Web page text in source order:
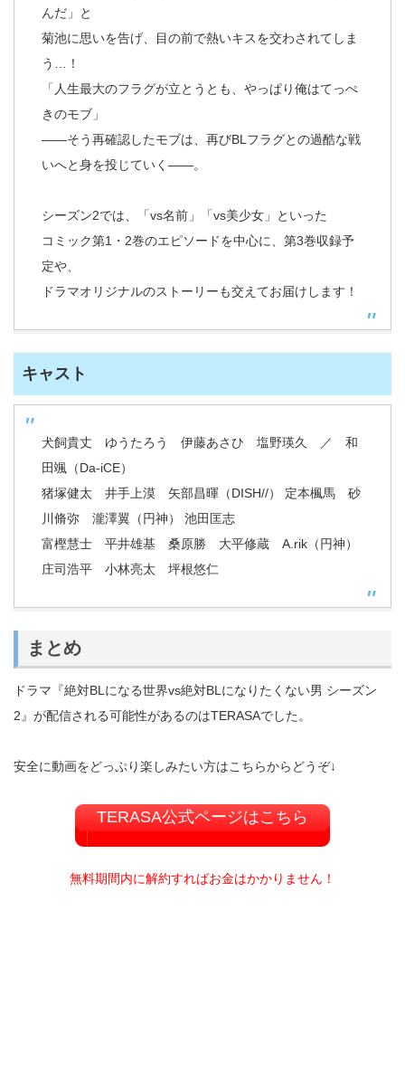
んだ」と
菊池に思いを告げ、目の前で熱いキスを交わされてしま
う…！
「人生最大のフラグが立とうとも、やっぱり俺はてっぺ
きのモブ」
――そう再確認したモブは、再びBLフラグとの過酷な戦
いへと身を投じていく――。
シーズン2では、「vs名前」「vs美少女」といった
コミック第1・2巻のエピソードを中心に、第3巻収録予
定や、
ドラマオリジナルのストーリーも交えてお届けします！
キャスト
犬飼貴丈 ゆうたろう 伊藤あさひ 塩野瑛久 ／ 和
田颯（Da-iCE）
猪塚健太 井手上漠 矢部昌暉（DISH//） 定本楓馬 砂
川脩弥 瀧澤翼（円神） 池田匡志
富樫慧士 平井雄基 桑原勝 大平修蔵 A.rik（円神）
庄司浩平 小林亮太 坪根悠仁
まとめ
ドラマ『絶対BLになる世界vs絶対BLになりたくない男 シーズン
2』が配信される可能性があるのはTERASAでした。
安全に動画をどっぷり楽しみたい方はこちらからどうぞ↓
TERASA公式ページはこちら
無料期間内に解約すればお金はかかりません！